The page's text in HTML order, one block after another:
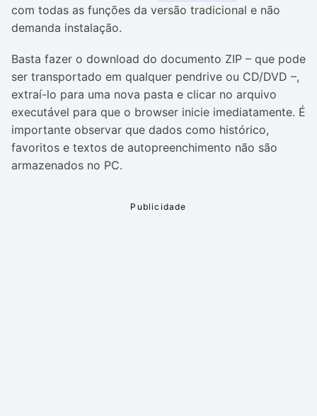
com todas as funções da versão tradicional e não
demanda instalação.
Basta fazer o download do documento ZIP – que pode
ser transportado em qualquer pendrive ou CD/DVD –,
extraí-lo para uma nova pasta e clicar no arquivo
executável para que o browser inicie imediatamente. É
importante observar que dados como histórico,
favoritos e textos de autopreenchimento não são
armazenados no PC.